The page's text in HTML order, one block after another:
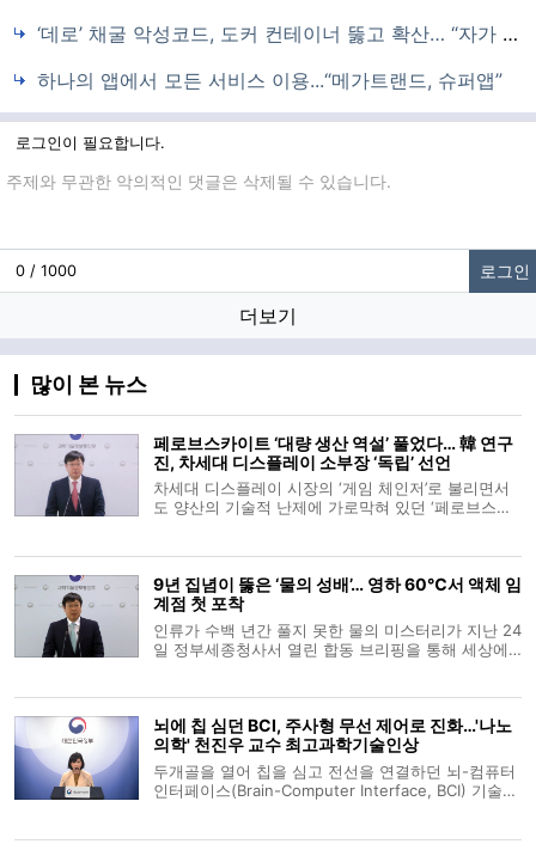
‘데로’ 채굴 악성코드, 도커 컨테이너 뚫고 확산… “자가 복제형 위협 주의”
하나의 앱에서 모든 서비스 이용...“메가트랜드, 슈퍼앱”
로그인이 필요합니다.
글입력
0 / 1000 로그인
더보기
많이 본 뉴스
페로브스카이트 ‘대량 생산 역설’ 풀었다… 韓 연구
진, 차세대 디스플레이 소부장 ‘독립’ 선언
차세대 디스플레이 시장의 ‘게임 체인저’로 불리면서
도 양산의 기술적 난제에 가로막혀 있던 ‘페로브스카
문이다. 이는 단순한 기
9년 집념이 뚫은 ‘물의 성배’… 영하 60℃서 액체 임
계점 첫 포착
인류가 수백 년간 풀지 못한 물의 미스터리가 지난 24
일 정부세종청사서 열린 합동 브리핑을 통해 세상에
로 이어지며 물의 근원적 비밀을 입체
뇌에 칩 심던 BCI, 주사형 무선 제어로 진화…'나노
의학' 천진우 교수 최고과학기술인상
두개골을 열어 칩을 심고 전선을 연결하던 뇌-컴퓨터
인터페이스(Brain-Computer Interface, BCI) 기술이